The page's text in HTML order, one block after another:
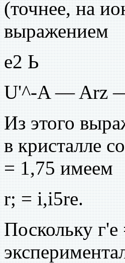
(точнее, на
выражением
е2 Ь
U'^-A — Arz
Из этого
в кристалле
= 1,75 имеем
r; = i,i5re.
Поскольку